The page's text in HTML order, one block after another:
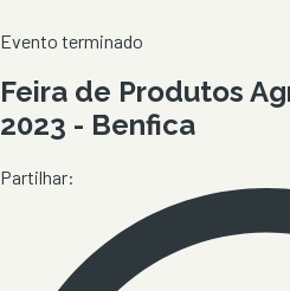
Evento terminado
Feira de Produtos
2023 - Benfica
Partilhar: